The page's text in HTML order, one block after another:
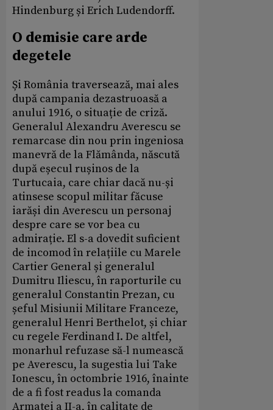
Hindenburg și Erich Ludendorff.
O demisie care arde
degetele
Și România traversează, mai ales
după campania dezastruoasă a
anului 1916, o situație de criză.
Generalul Alexandru Averescu se
remarcase din nou prin ingeniosa
manevră de la Flămânda, născută
după eșecul rușinos de la
Turtucaia, care chiar dacă nu-și
atinsese scopul militar făcuse
iarăși din Averescu un personaj
despre care se vor bea cu
admirație. El s-a dovedit suficient
de incomod în relațiile cu Marele
Cartier General și generalul
Dumitru Iliescu, în raporturile cu
generalul Constantin Prezan, cu
șeful Misiunii Militare Franceze,
generalul Henri Berthelot, și chiar
cu regele Ferdinand I. De altfel,
monarhul refuzase să-l numească
pe Averescu, la sugestia lui Take
Ionescu, în octombrie 1916, înainte
de a fi fost readus la comanda
Armatei a II-a, în calitate de